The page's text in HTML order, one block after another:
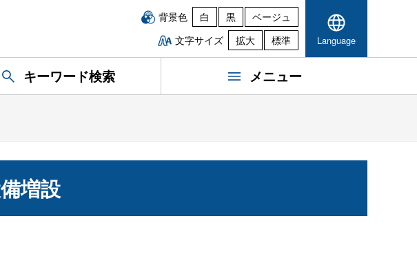
背景色 白 黒
ベージュ
文字サイズ
拡大 標準 Language
キーワード検索 メニュー
増設